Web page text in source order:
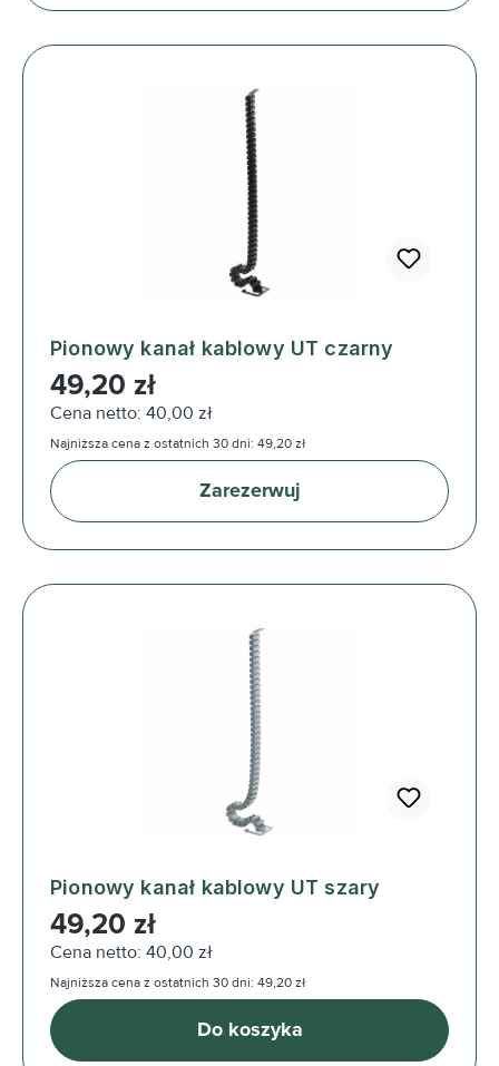
Pionowy kanał kablowy UT czarny
Cena regularna:
49,20 zł
Cena netto: 40,00 zł
Najniższa cena z ostatnich 30 dni: 49,20 zł
Zarezerwuj
Pionowy kanał kablowy UT szary
Cena regularna:
49,20 zł
Cena netto: 40,00 zł
Najniższa cena z ostatnich 30 dni: 49,20 zł
Do koszyka